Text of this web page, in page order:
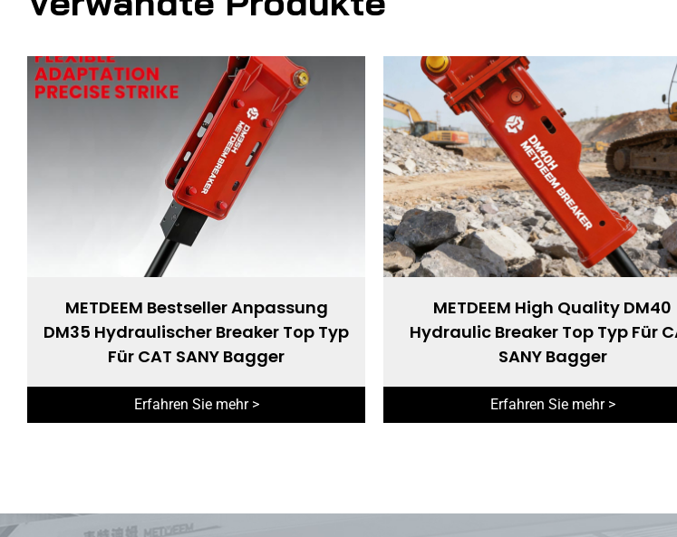
METDEEM Bestseller Anpassung
DM35 Hydraulischer Breaker Top Typ
Für CAT SANY Bagger
Erfahren Sie mehr >
METDEEM High Quality DM40
Hydraulic Breaker Top Typ Für
SANY Bagger
Erfahren Sie mehr >